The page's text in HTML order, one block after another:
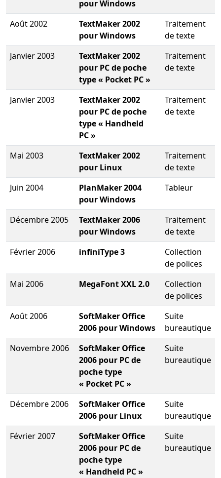
pour Windows
Août 2002
TextMaker 2002
pour Windows
Traitement
de texte
Janvier 2003
TextMaker 2002
pour PC de poche
type « Pocket PC »
Traitement
de texte
Janvier 2003
TextMaker 2002
pour PC de poche
type « Handheld
PC »
Traitement
de texte
Mai 2003
TextMaker 2002
pour Linux
Traitement
de texte
Juin 2004
PlanMaker 2004
pour Windows
Tableur
Décembre 2005
TextMaker 2006
pour Windows
Traitement
de texte
Février 2006
infiniType 3
Collection
de polices
Mai 2006
MegaFont XXL 2.0
Collection
de polices
Août 2006
SoftMaker Office
2006 pour Windows
Suite
bureautique
Novembre 2006
SoftMaker Office
2006 pour PC de
poche type
« Pocket PC »
Suite
bureautique
Décembre 2006
SoftMaker Office
2006 pour Linux
Suite
bureautique
Février 2007
SoftMaker Office
2006 pour PC de
poche type
« Handheld PC »
Suite
bureautique